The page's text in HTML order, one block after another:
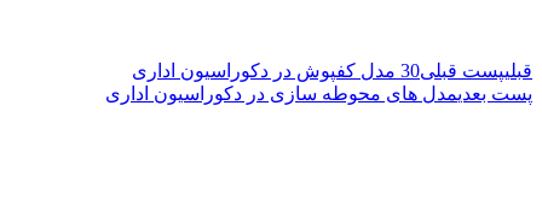
قبلیپست قبلی30 مدل کفپوش در دکوراسیون اداری
پست بعدیمدل های محوطه سازی در دکوراسیون اداری